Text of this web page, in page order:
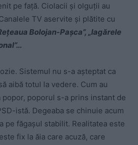
pe față. Ciolacii și olguții au
TV aservite și plătite cu
Bolojan-Pașca”, „lagărele
Sistemul nu s-a așteptat ca
aibă totul la vedere. Cum au
popor, poporul s-a prins instant de
istă. Degeaba se chinuie acum
pe făgașul stabilit. Realitatea este
fix la ăia care acuză, care